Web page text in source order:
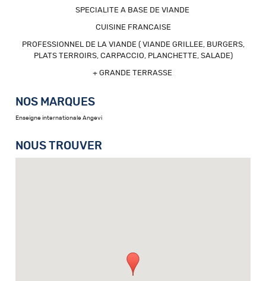
SPECIALITE A BASE DE VIANDE
CUISINE FRANCAISE
PROFESSIONNEL DE LA VIANDE ( VIANDE GRILLEE, BURGERS,
PLATS TERROIRS, CARPACCIO, PLANCHETTE, SALADE)
+ GRANDE TERRASSE
NOS MARQUES
Enseigne internationale Angevi
NOUS TROUVER